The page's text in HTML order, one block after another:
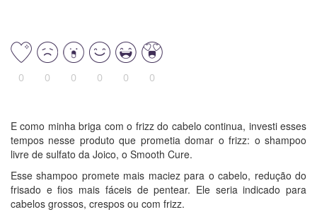
0 0 0 0 0 0
E como minha briga com o frizz do cabelo continua, investi esses
tempos nesse produto que prometia domar o frizz: o shampoo
livre de sulfato da Joico, o Smooth Cure.
Esse shampoo promete mais maciez para o cabelo, redução do
frisado e fios mais fáceis de pentear. Ele seria indicado para
cabelos grossos, crespos ou com frizz.